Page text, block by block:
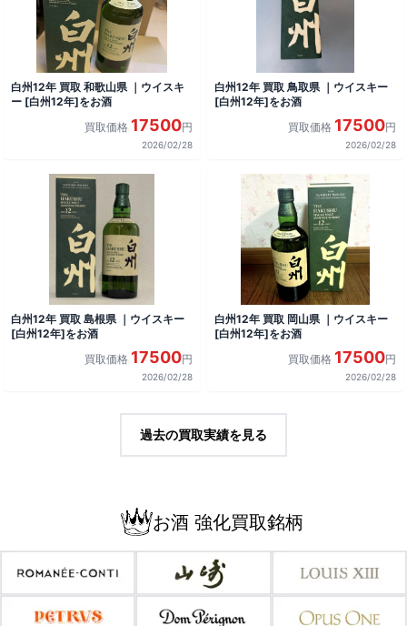
白州12年 買取 和歌山県 ｜ウイスキ
ー [白州12年]をお酒
買取価格 17500円
2026/02/28
白州12年 買取 鳥取県 ｜ウイスキー
[白州12年]をお酒
買取価格 17500円
2026/02/28
白州12年 買取 島根県 ｜ウイスキー
[白州12年]をお酒
買取価格 17500円
2026/02/28
白州12年 買取 岡山県 ｜ウイスキー
[白州12年]をお酒
買取価格 17500円
2026/02/28
過去の買取実績を見る
お酒 強化買取銘柄